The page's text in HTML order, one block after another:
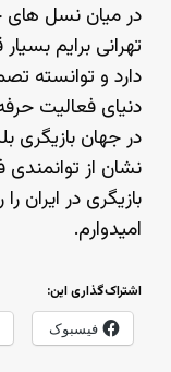
در میان نسل های
تهرانی برایم
دارد و توانسته
دنیای فعالیت
در جهان بازیگری
نشان از
بازیگری در ایران
امیدوارم.
اشتراک‌گذاری این:
فیسبوک